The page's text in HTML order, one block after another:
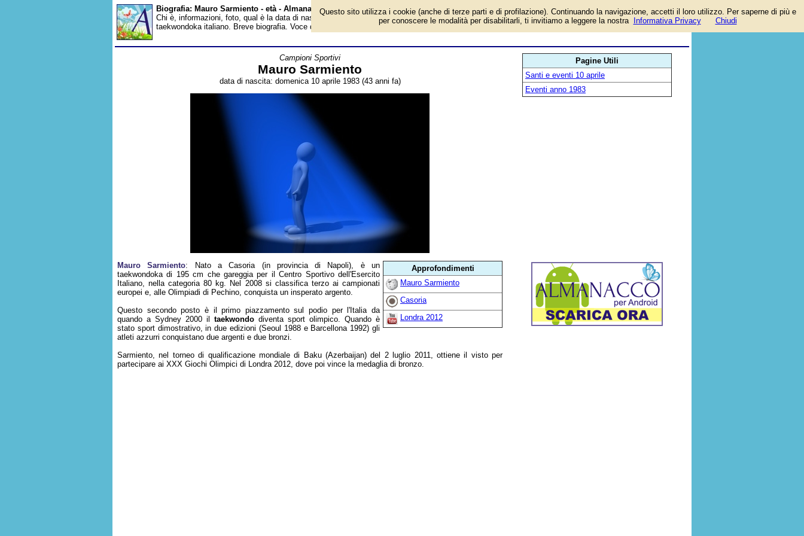
Biografia: Mauro Sarmiento - età - Almanacco
Chi è, informazioni, foto, qual è la data di nascita, età, dove è nato, cosa ha fatto Mauro Sarmiento,
taekwondoka italiano. Breve biografia. Voce dell'Almanacco.
Campioni Sportivi
Mauro Sarmiento
data di nascita: domenica 10 aprile 1983 (43 anni fa)
Approfondimenti
Mauro Sarmiento
Casoria
Londra 2012
Mauro Sarmiento: Nato a Casoria (in provincia di Napoli), è un
taekwondoka di 195 cm che gareggia per il Centro Sportivo dell'Esercito
Italiano, nella categoria 80 kg. Nel 2008 si classifica terzo ai campionati
europei e, alle Olimpiadi di Pechino, conquista un insperato argento.
Questo secondo posto è il primo piazzamento sul podio per l'Italia da
quando a Sydney 2000 il taekwondo diventa sport olimpico. Quando è
stato sport dimostrativo, in due edizioni (Seoul 1988 e Barcellona 1992) gli
atleti azzurri conquistano due argenti e due bronzi.
Sarmiento, nel torneo di qualificazione mondiale di Baku (Azerbaijan) del 2 luglio 2011, ottiene il visto per
partecipare ai XXX Giochi Olimpici di Londra 2012, dove poi vince la medaglia di bronzo.
Pagine Utili
Santi e eventi 10 aprile
Eventi anno 1983
Questo sito utilizza i cookie (anche di terze parti e di profilazione). Continuando la navigazione, accetti il loro utilizzo. Per saperne di più e
per conoscere le modalità per disabilitarli, ti invitiamo a leggere la nostra
Informativa Privacy Chiudi